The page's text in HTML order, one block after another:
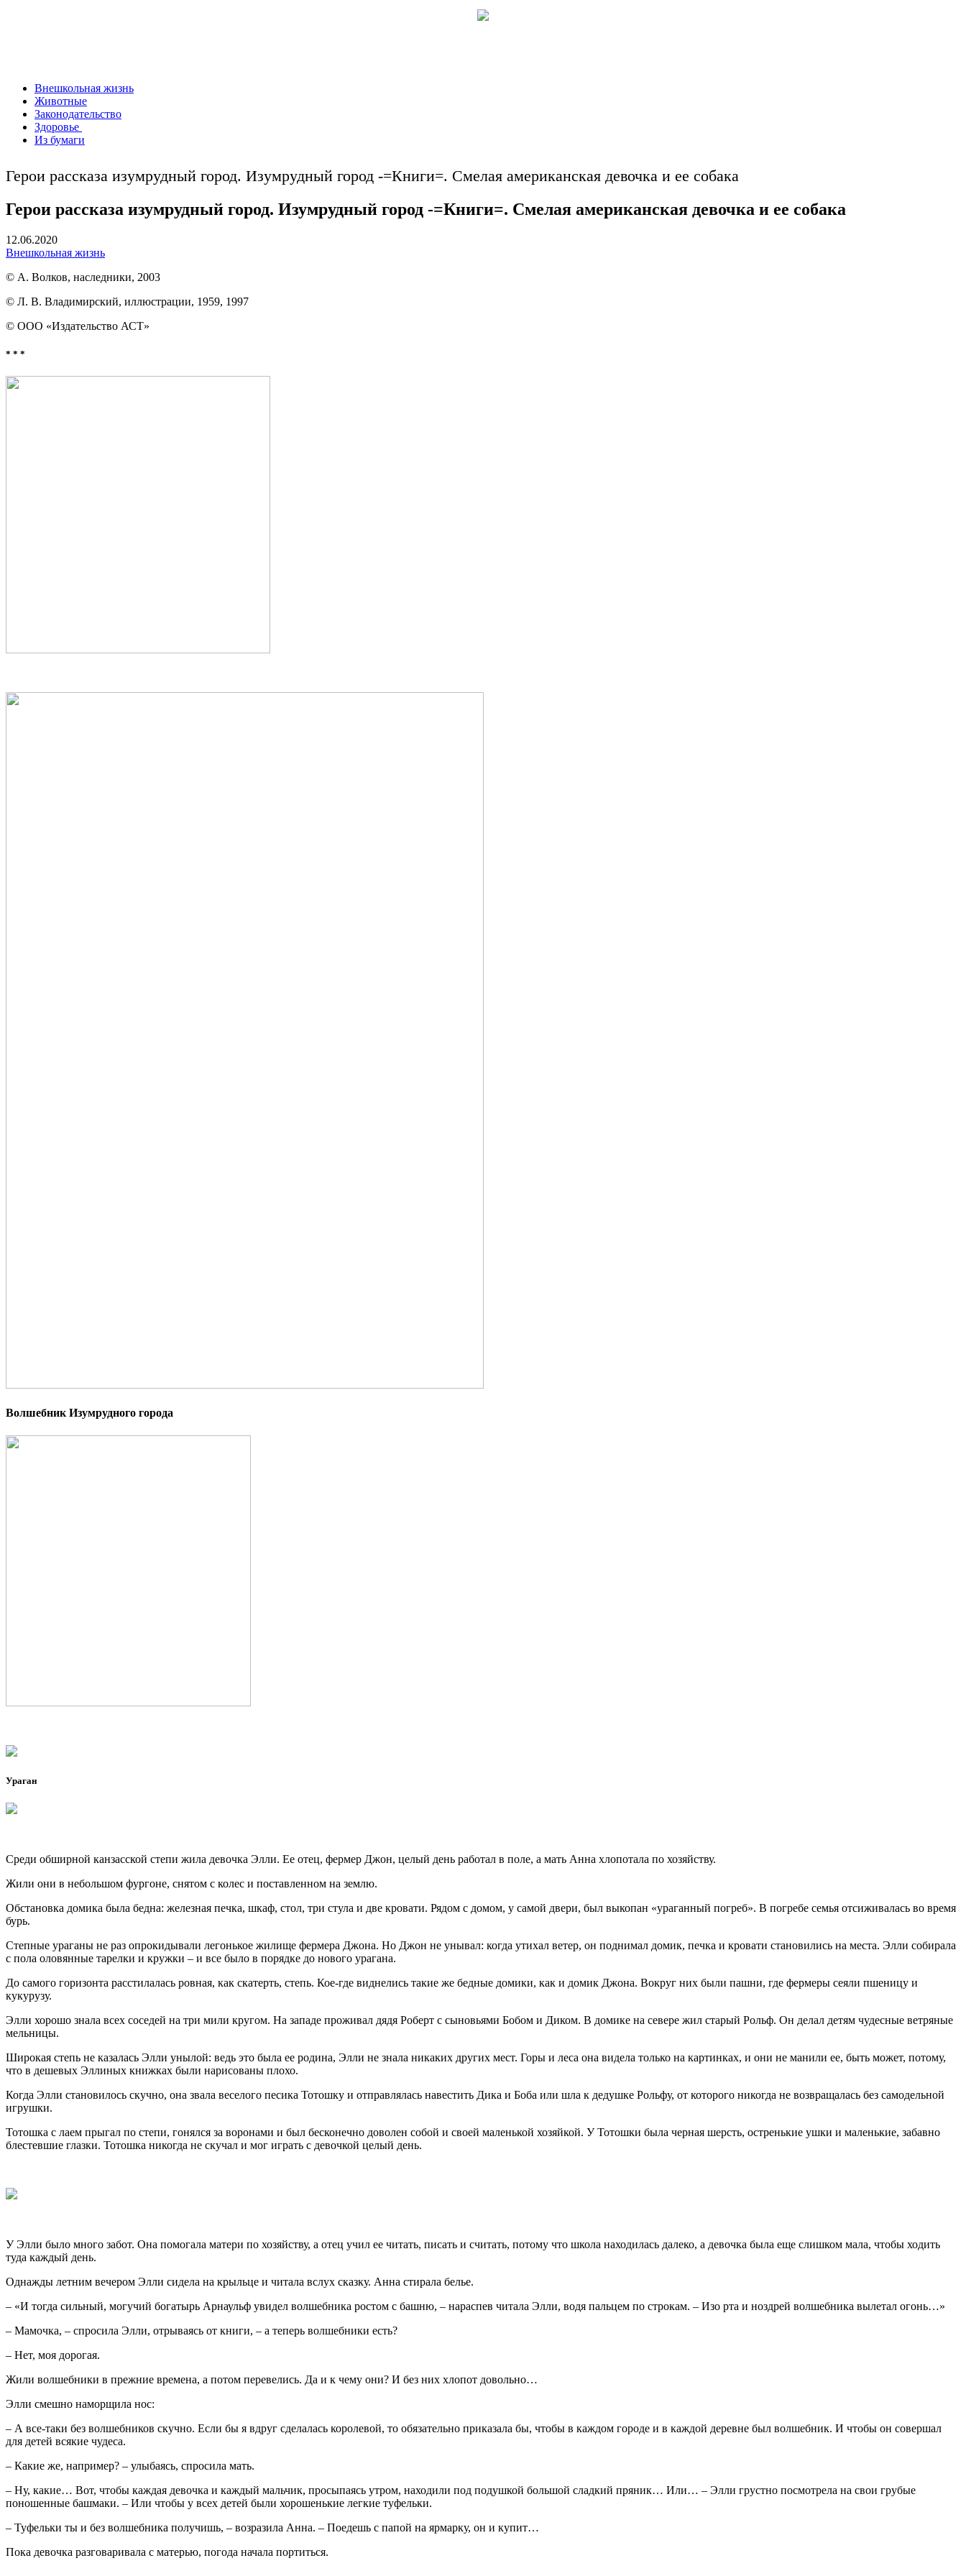
Внешкольная жизнь
Животные
Законодательство
Здоровье
Из бумаги
Герои рассказа изумрудный город. Изумрудный город -=Книги=. Смелая американская девочка и ее собака
Герои рассказа изумрудный город. Изумрудный город -=Книги=. Смелая американская девочка и ее собака
12.06.2020
Внешкольная жизнь
© А. Волков, наследники, 2003
© Л. В. Владимирский, иллюстрации, 1959, 1997
© ООО «Издательство АСТ»
* * *
Волшебник Изумрудного города
Ураган
Среди обширной канзасской степи жила девочка Элли. Ее отец, фермер Джон, целый день работал в поле, а мать Анна хлопотала по хозяйству.
Жили они в небольшом фургоне, снятом с колес и поставленном на землю.
Обстановка домика была бедна: железная печка, шкаф, стол, три стула и две кровати. Рядом с домом, у самой двери, был выкопан «ураганный погреб». В погребе семья отсиживалась во время
бурь.
Степные ураганы не раз опрокидывали легонькое жилище фермера Джона. Но Джон не унывал: когда утихал ветер, он поднимал домик, печка и кровати становились на места. Элли собирала
с пола оловянные тарелки и кружки – и все было в порядке до нового урагана.
До самого горизонта расстилалась ровная, как скатерть, степь. Кое-где виднелись такие же бедные домики, как и домик Джона. Вокруг них были пашни, где фермеры сеяли пшеницу и
кукурузу.
Элли хорошо знала всех соседей на три мили кругом. На западе проживал дядя Роберт с сыновьями Бобом и Диком. В домике на севере жил старый Рольф. Он делал детям чудесные ветряные
мельницы.
Широкая степь не казалась Элли унылой: ведь это была ее родина, Элли не знала никаких других мест. Горы и леса она видела только на картинках, и они не манили ее, быть может, потому,
что в дешевых Эллиных книжках были нарисованы плохо.
Когда Элли становилось скучно, она звала веселого песика Тотошку и отправлялась навестить Дика и Боба или шла к дедушке Рольфу, от которого никогда не возвращалась без самодельной
игрушки.
Тотошка с лаем прыгал по степи, гонялся за воронами и был бесконечно доволен собой и своей маленькой хозяйкой. У Тотошки была черная шерсть, остренькие ушки и маленькие, забавно
блестевшие глазки. Тотошка никогда не скучал и мог играть с девочкой целый день.
У Элли было много забот. Она помогала матери по хозяйству, а отец учил ее читать, писать и считать, потому что школа находилась далеко, а девочка была еще слишком мала, чтобы ходить
туда каждый день.
Однажды летним вечером Элли сидела на крыльце и читала вслух сказку. Анна стирала белье.
– «И тогда сильный, могучий богатырь Арнаульф увидел волшебника ростом с башню, – нараспев читала Элли, водя пальцем по строкам. – Изо рта и ноздрей волшебника вылетал огонь…»
– Мамочка, – спросила Элли, отрываясь от книги, – а теперь волшебники есть?
– Нет, моя дорогая.
Жили волшебники в прежние времена, а потом перевелись. Да и к чему они? И без них хлопот довольно…
Элли смешно наморщила нос:
– А все-таки без волшебников скучно. Если бы я вдруг сделалась королевой, то обязательно приказала бы, чтобы в каждом городе и в каждой деревне был волшебник. И чтобы он совершал
для детей всякие чудеса.
– Какие же, например? – улыбаясь, спросила мать.
– Ну, какие… Вот, чтобы каждая девочка и каждый мальчик, просыпаясь утром, находили под подушкой большой сладкий пряник… Или… – Элли грустно посмотрела на свои грубые
поношенные башмаки. – Или чтобы у всех детей были хорошенькие легкие туфельки.
– Туфельки ты и без волшебника получишь, – возразила Анна. – Поедешь с папой на ярмарку, он и купит…
Пока девочка разговаривала с матерью, погода начала портиться.